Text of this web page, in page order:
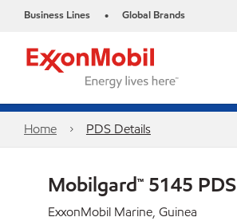
Business Lines • Global Brands
Home PDS Details
Mobilgard™ 5145 PDS
ExxonMobil Marine, Guinea